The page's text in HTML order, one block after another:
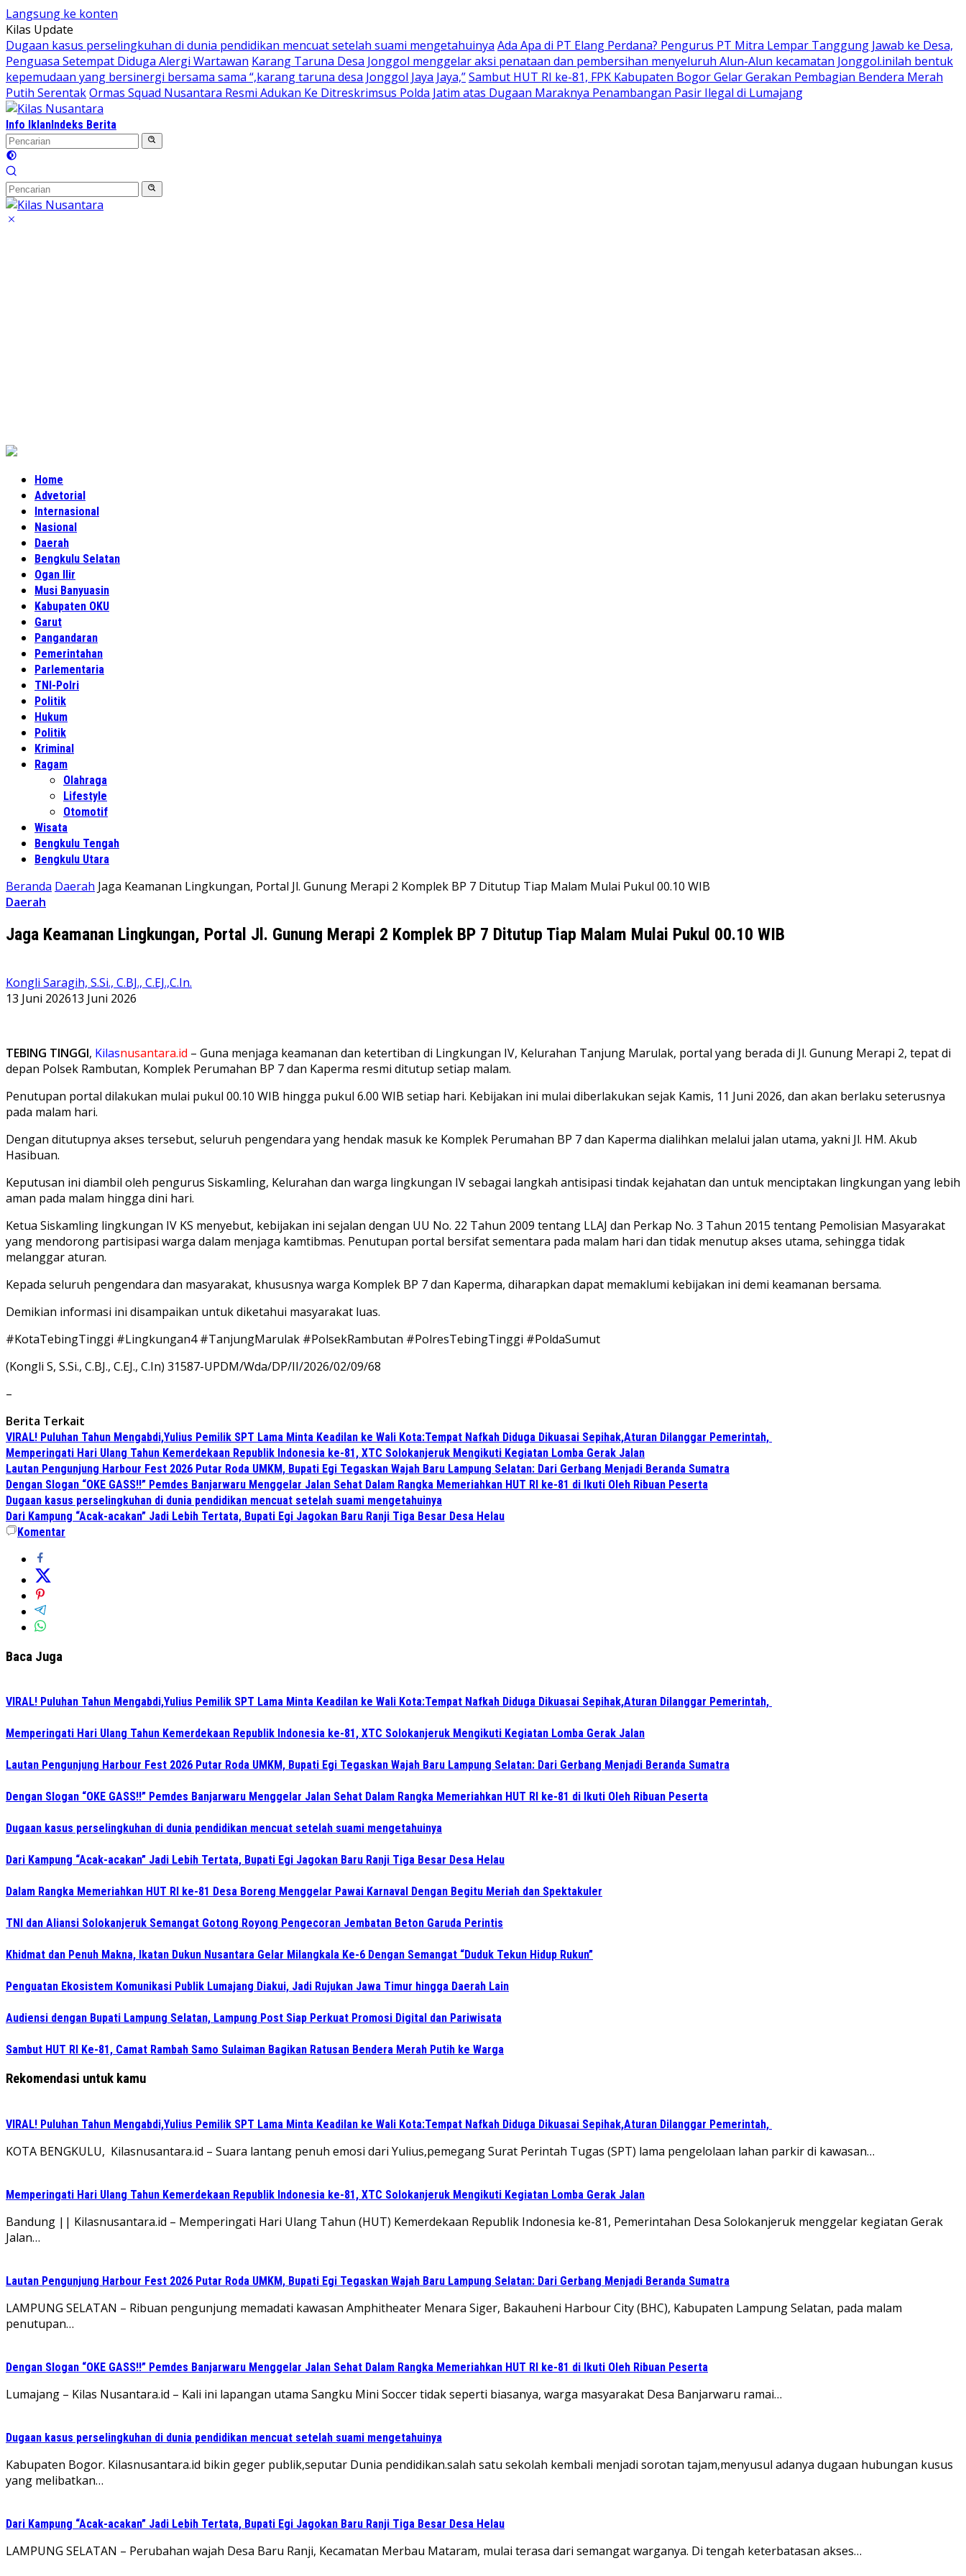
Langsung ke konten
Kilas Update
Dugaan kasus perselingkuhan di dunia pendidikan mencuat setelah suami mengetahuinya Ada Apa di PT Elang Perdana? Pengurus PT Mitra Lempar Tanggung Jawab ke Desa,
Penguasa Setempat Diduga Alergi Wartawan Karang Taruna Desa Jonggol menggelar aksi penataan dan pembersihan menyeluruh Alun-Alun kecamatan Jonggol.inilah bentuk
kepemudaan yang bersinergi bersama sama “,karang taruna desa Jonggol Jaya Jaya,”Sambut HUT RI ke-81, FPK Kabupaten Bogor Gelar Gerakan Pembagian Bendera Merah
Putih SerentakOrmas Squad Nusantara Resmi Adukan Ke Ditreskrimsus Polda Jatim atas Dugaan Maraknya Penambangan Pasir Ilegal di Lumajang
Info IklanIndeks Berita
Home
Advetorial
Internasional
Nasional
Daerah
Bengkulu Selatan
Ogan Ilir
Musi Banyuasin
Kabupaten OKU
Garut
Pangandaran
Pemerintahan
Parlementaria
TNI-Polri
Politik
Hukum
Politik
Kriminal
Ragam
Olahraga
Lifestyle
Otomotif
Wisata
Bengkulu Tengah
Bengkulu Utara
Beranda Daerah Jaga Keamanan Lingkungan, Portal Jl. Gunung Merapi 2 Komplek BP 7 Ditutup Tiap Malam Mulai Pukul 00.10 WIB
Daerah
Jaga Keamanan Lingkungan, Portal Jl. Gunung Merapi 2 Komplek BP 7 Ditutup Tiap Malam Mulai Pukul 00.10 WIB
Kongli Saragih, S.Si., C.BJ., C.EJ.,C.In.
13 Juni 202613 Juni 2026
TEBING TINGGI, Kilasnusantara.id – Guna menjaga keamanan dan ketertiban di Lingkungan IV, Kelurahan Tanjung Marulak, portal yang berada di Jl. Gunung Merapi 2, tepat di
depan Polsek Rambutan, Komplek Perumahan BP 7 dan Kaperma resmi ditutup setiap malam.
Penutupan portal dilakukan mulai pukul 00.10 WIB hingga pukul 6.00 WIB setiap hari. Kebijakan ini mulai diberlakukan sejak Kamis, 11 Juni 2026, dan akan berlaku seterusnya
pada malam hari.
Dengan ditutupnya akses tersebut, seluruh pengendara yang hendak masuk ke Komplek Perumahan BP 7 dan Kaperma dialihkan melalui jalan utama, yakni Jl. HM. Akub
Hasibuan.
Keputusan ini diambil oleh pengurus Siskamling, Kelurahan dan warga lingkungan IV sebagai langkah antisipasi tindak kejahatan dan untuk menciptakan lingkungan yang lebih
aman pada malam hingga dini hari.
Ketua Siskamling lingkungan IV KS menyebut, kebijakan ini sejalan dengan UU No. 22 Tahun 2009 tentang LLAJ dan Perkap No. 3 Tahun 2015 tentang Pemolisian Masyarakat
yang mendorong partisipasi warga dalam menjaga kamtibmas. Penutupan portal bersifat sementara pada malam hari dan tidak menutup akses utama, sehingga tidak
melanggar aturan.
Kepada seluruh pengendara dan masyarakat, khususnya warga Komplek BP 7 dan Kaperma, diharapkan dapat memaklumi kebijakan ini demi keamanan bersama.
Demikian informasi ini disampaikan untuk diketahui masyarakat luas.
#KotaTebingTinggi #Lingkungan4 #TanjungMarulak #PolsekRambutan #PolresTebingTinggi #PoldaSumut
(Kongli S, S.Si., C.BJ., C.EJ., C.In) 31587-UPDM/Wda/DP/II/2026/02/09/68
–
Berita Terkait
VIRAL! Puluhan Tahun Mengabdi,Yulius Pemilik SPT Lama Minta Keadilan ke Wali Kota:Tempat Nafkah Diduga Dikuasai Sepihak,Aturan Dilanggar Pemerintah,
Memperingati Hari Ulang Tahun Kemerdekaan Republik Indonesia ke-81, XTC Solokanjeruk Mengikuti Kegiatan Lomba Gerak Jalan
Lautan Pengunjung Harbour Fest 2026 Putar Roda UMKM, Bupati Egi Tegaskan Wajah Baru Lampung Selatan: Dari Gerbang Menjadi Beranda Sumatra
Dengan Slogan “OKE GASS!!” Pemdes Banjarwaru Menggelar Jalan Sehat Dalam Rangka Memeriahkan HUT RI ke-81 di Ikuti Oleh Ribuan Peserta
Dugaan kasus perselingkuhan di dunia pendidikan mencuat setelah suami mengetahuinya
Dari Kampung “Acak-acakan” Jadi Lebih Tertata, Bupati Egi Jagokan Baru Ranji Tiga Besar Desa Helau
Komentar
Baca Juga
VIRAL! Puluhan Tahun Mengabdi,Yulius Pemilik SPT Lama Minta Keadilan ke Wali Kota:Tempat Nafkah Diduga Dikuasai Sepihak,Aturan Dilanggar Pemerintah,
Memperingati Hari Ulang Tahun Kemerdekaan Republik Indonesia ke-81, XTC Solokanjeruk Mengikuti Kegiatan Lomba Gerak Jalan
Lautan Pengunjung Harbour Fest 2026 Putar Roda UMKM, Bupati Egi Tegaskan Wajah Baru Lampung Selatan: Dari Gerbang Menjadi Beranda Sumatra
Dengan Slogan “OKE GASS!!” Pemdes Banjarwaru Menggelar Jalan Sehat Dalam Rangka Memeriahkan HUT RI ke-81 di Ikuti Oleh Ribuan Peserta
Dugaan kasus perselingkuhan di dunia pendidikan mencuat setelah suami mengetahuinya
Dari Kampung “Acak-acakan” Jadi Lebih Tertata, Bupati Egi Jagokan Baru Ranji Tiga Besar Desa Helau
Dalam Rangka Memeriahkan HUT RI ke-81 Desa Boreng Menggelar Pawai Karnaval Dengan Begitu Meriah dan Spektakuler
TNI dan Aliansi Solokanjeruk Semangat Gotong Royong Pengecoran Jembatan Beton Garuda Perintis
Khidmat dan Penuh Makna, Ikatan Dukun Nusantara Gelar Milangkala Ke-6 Dengan Semangat “Duduk Tekun Hidup Rukun”
Penguatan Ekosistem Komunikasi Publik Lumajang Diakui, Jadi Rujukan Jawa Timur hingga Daerah Lain
Audiensi dengan Bupati Lampung Selatan, Lampung Post Siap Perkuat Promosi Digital dan Pariwisata
Sambut HUT RI Ke-81, Camat Rambah Samo Sulaiman Bagikan Ratusan Bendera Merah Putih ke Warga
Rekomendasi untuk kamu
VIRAL! Puluhan Tahun Mengabdi,Yulius Pemilik SPT Lama Minta Keadilan ke Wali Kota:Tempat Nafkah Diduga Dikuasai Sepihak,Aturan Dilanggar Pemerintah,
KOTA BENGKULU, Kilasnusantara.id – Suara lantang penuh emosi dari Yulius,pemegang Surat Perintah Tugas (SPT) lama pengelolaan lahan parkir di kawasan…
Memperingati Hari Ulang Tahun Kemerdekaan Republik Indonesia ke-81, XTC Solokanjeruk Mengikuti Kegiatan Lomba Gerak Jalan
Bandung || Kilasnusantara.id – Memperingati Hari Ulang Tahun (HUT) Kemerdekaan Republik Indonesia ke-81, Pemerintahan Desa Solokanjeruk menggelar kegiatan Gerak
Jalan…
Lautan Pengunjung Harbour Fest 2026 Putar Roda UMKM, Bupati Egi Tegaskan Wajah Baru Lampung Selatan: Dari Gerbang Menjadi Beranda Sumatra
LAMPUNG SELATAN – Ribuan pengunjung memadati kawasan Amphitheater Menara Siger, Bakauheni Harbour City (BHC), Kabupaten Lampung Selatan, pada malam
penutupan…
Dengan Slogan “OKE GASS!!” Pemdes Banjarwaru Menggelar Jalan Sehat Dalam Rangka Memeriahkan HUT RI ke-81 di Ikuti Oleh Ribuan Peserta
Lumajang – Kilas Nusantara.id – Kali ini lapangan utama Sangku Mini Soccer tidak seperti biasanya, warga masyarakat Desa Banjarwaru ramai…
Dugaan kasus perselingkuhan di dunia pendidikan mencuat setelah suami mengetahuinya
Kabupaten Bogor. Kilasnusantara.id bikin geger publik,seputar Dunia pendidikan.salah satu sekolah kembali menjadi sorotan tajam,menyusul adanya dugaan hubungan kusus
yang melibatkan…
Dari Kampung “Acak-acakan” Jadi Lebih Tertata, Bupati Egi Jagokan Baru Ranji Tiga Besar Desa Helau
LAMPUNG SELATAN – Perubahan wajah Desa Baru Ranji, Kecamatan Merbau Mataram, mulai terasa dari semangat warganya. Di tengah keterbatasan akses…